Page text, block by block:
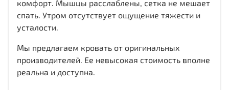
комфорт. Мышцы расслаблены, сетка не мешает
спать. Утром отсутствует ощущение тяжести и
усталости.
Мы предлагаем кровать от оригинальных
производителей. Ее невысокая стоимость вполне
реальна и доступна.